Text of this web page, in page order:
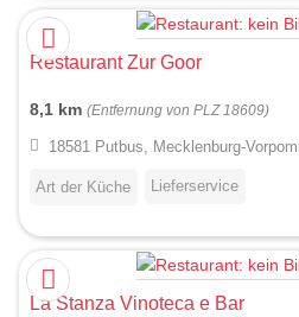
Restaurant Zur Goor
8,1 km (Entfernung von PLZ 18609)
18581 Putbus, Mecklenburg-
Art der Küche Lieferservice
La Stanza Vinoteca e Bar